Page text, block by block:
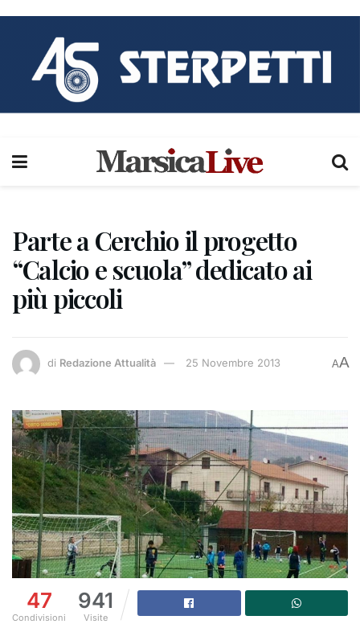
Parte a Cerchio il progetto
“Calcio e scuola” dedicato ai
più piccoli
di Redazione Attualità 25 Novembre 2013 AA
47
Condivisioni
941
Visite